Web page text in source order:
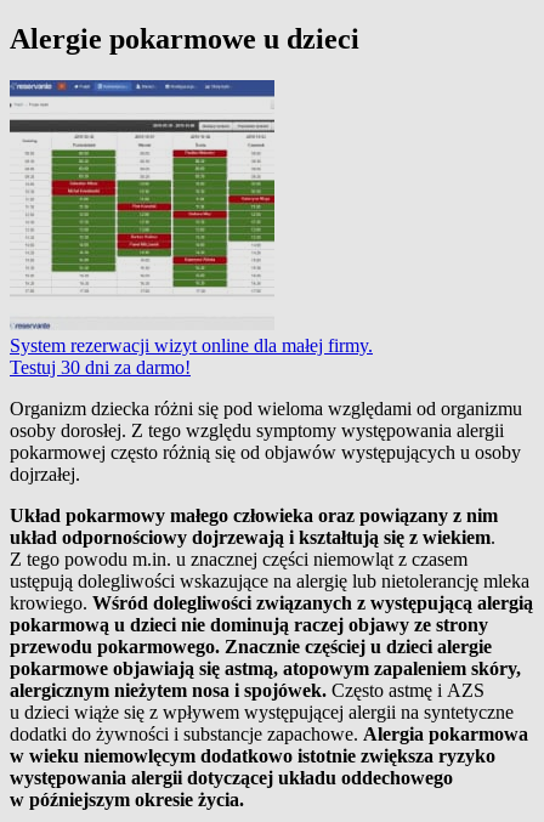
Alergie pokarmowe u dzieci
System rezerwacji wizyt online dla małej firmy.
Testuj 30 dni za darmo!
Organizm dziecka różni się pod wieloma względami od organizmu
osoby dorosłej. Z tego względu symptomy występowania alergii
pokarmowej często różnią się od objawów występujących u osoby
dojrzałej.
Układ pokarmowy małego człowieka oraz powiązany z nim
układ odpornościowy dojrzewają i kształtują się z wiekiem.
Z tego powodu m.in. u znacznej części niemowląt z czasem
ustępują dolegliwości wskazujące na alergię lub nietolerancję mleka
krowiego. Wśród dolegliwości związanych z występującą alergią
pokarmową u dzieci nie dominują raczej objawy ze strony
przewodu pokarmowego. Znacznie częściej u dzieci alergie
pokarmowe objawiają się astmą, atopowym zapaleniem skóry,
alergicznym nieżytem nosa i spojówek. Często astmę i AZS
u dzieci wiąże się z wpływem występującej alergii na syntetyczne
dodatki do żywności i substancje zapachowe. Alergia pokarmowa
w wieku niemowlęcym dodatkowo istotnie zwiększa ryzyko
występowania alergii dotyczącej układu oddechowego
w późniejszym okresie życia.